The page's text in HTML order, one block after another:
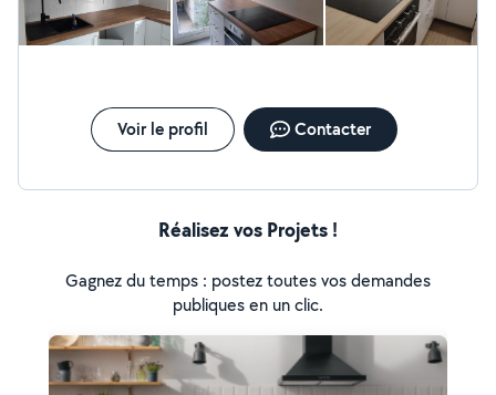
Voir le profil Contacter
Réalisez vos Projets !
Gagnez du temps : postez toutes vos demandes
publiques en un clic.